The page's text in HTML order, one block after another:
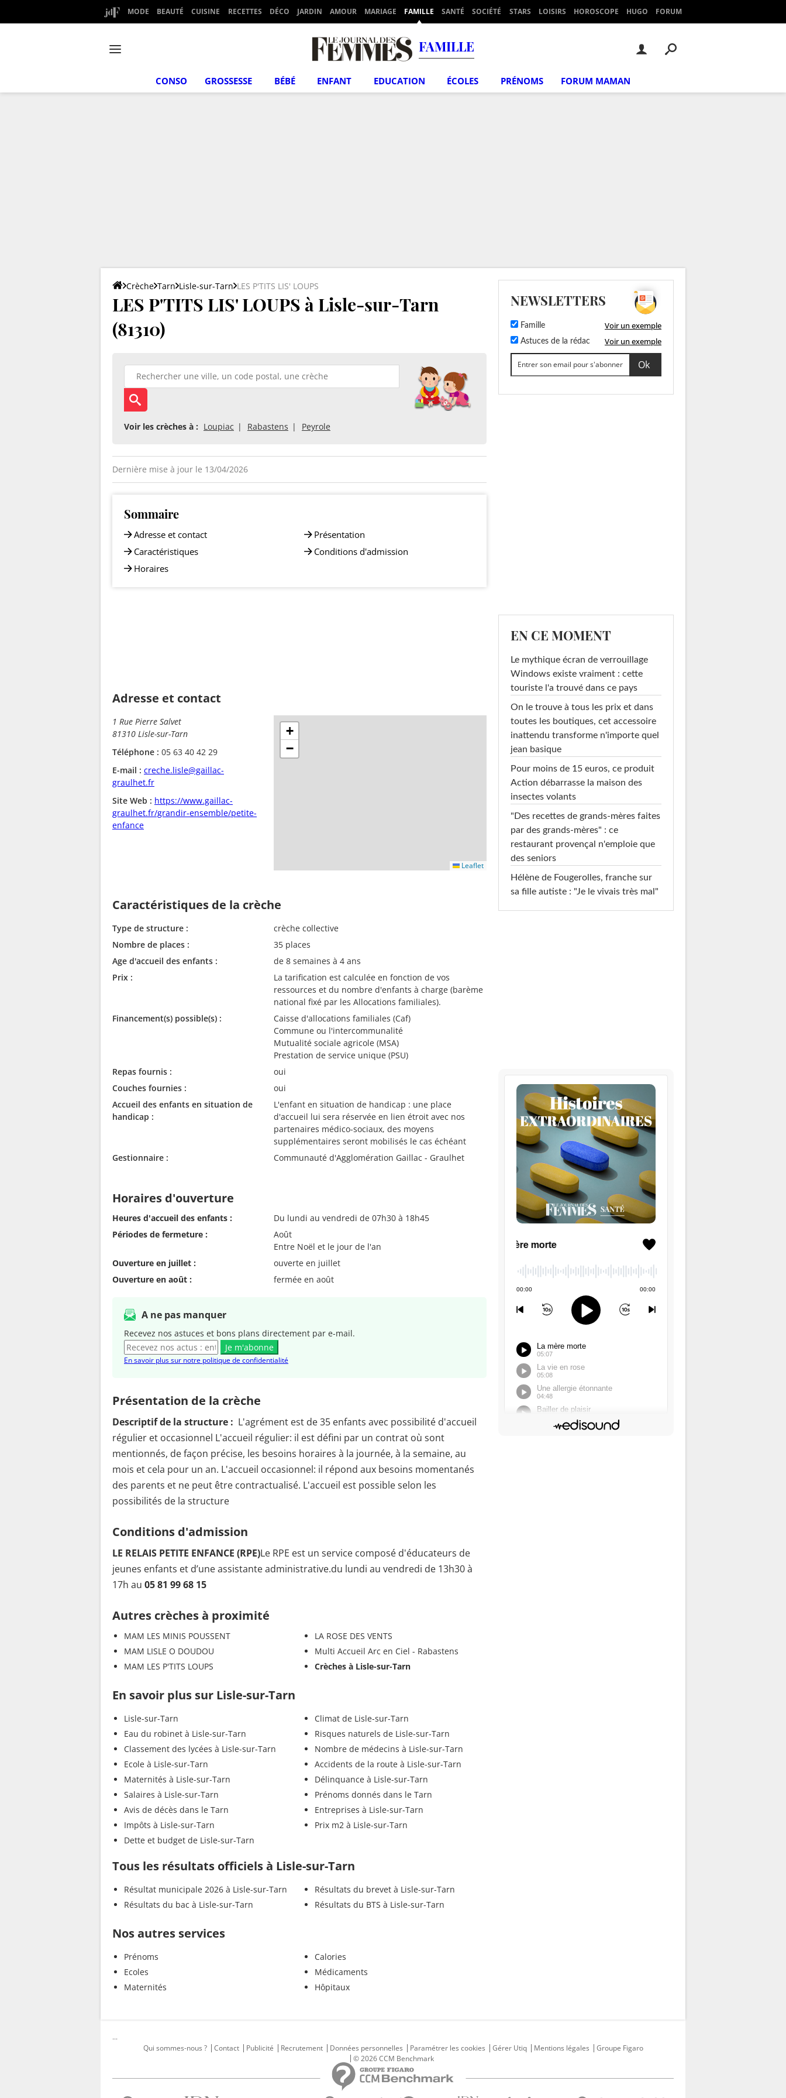
MODE BEAUTÉ CUISINE RECETTES DÉCO JARDIN AMOUR MARIAGE FAMILLE SANTÉ SOCIÉTÉ STARS LOISIRS HOROSCOPE HUGO FORUM
FAMILLE
CONSO GROSSESSE BÉBÉ ENFANT EDUCATION ÉCOLES PRÉNOMS FORUM MAMAN
Crèche Tarn Lisle-sur-Tarn LES P'TITS LIS' LOUPS
LES P'TITS LIS' LOUPS à Lisle-sur-Tarn
(81310)
Voir les crèches à : Loupiac Rabastens Peyrole
Dernière mise à jour le 13/04/2026
Sommaire
Adresse et contact
Caractéristiques
Horaires
Présentation
Conditions d'admission
Adresse et contact
1 Rue Pierre Salvet
81310 Lisle-sur-Tarn
Téléphone : 05 63 40 42 29
E-mail : creche.lisle@gaillac-
graulhet.fr
Site Web : https://www.gaillac-
graulhet.fr/grandir-ensemble/petite-
enfance
+
−
Leaflet
Caractéristiques de la crèche
Type de structure :
crèche collective
Nombre de places :
35 places
Age d'accueil des enfants :
de 8 semaines à 4 ans
Prix :
La tarification est calculée en fonction de vos
ressources et du nombre d'enfants à charge (barème
national fixé par les Allocations familiales).
Financement(s) possible(s) :
Caisse d'allocations familiales (Caf)
Commune ou l'intercommunalité
Mutualité sociale agricole (MSA)
Prestation de service unique (PSU)
Repas fournis :
oui
Couches fournies :
oui
Accueil des enfants en situation de
handicap :
L'enfant en situation de handicap : une place
d'accueil lui sera réservée en lien étroit avec nos
partenaires médico-sociaux, des moyens
supplémentaires seront mobilisés le cas échéant
Gestionnaire :
Communauté d'Agglomération Gaillac - Graulhet
Horaires d'ouverture
Heures d'accueil des enfants :
Du lundi au vendredi de 07h30 à 18h45
Périodes de fermeture :
Août
Entre Noël et le jour de l'an
Ouverture en juillet :
ouverte en juillet
Ouverture en août :
fermée en août
A ne pas manquer
Recevez nos astuces et bons plans directement par e-mail.
Je m'abonne
En savoir plus sur notre politique de confidentialité
Présentation de la crèche
Descriptif de la structure : L'agrément est de 35 enfants avec possibilité d'accueil
régulier et occasionnel L'accueil régulier: il est défini par un contrat où sont
mentionnés, de façon précise, les besoins horaires à la journée, à la semaine, au
mois et cela pour un an. L'accueil occasionnel: il répond aux besoins momentanés
des parents et ne peut être contractualisé. L'accueil est possible selon les
possibilités de la structure
Conditions d'admission
LE RELAIS PETITE ENFANCE (RPE)Le RPE est un service composé d'éducateurs de
jeunes enfants et d’une assistante administrative.du lundi au vendredi de 13h30 à
17h au 05 81 99 68 15
Autres crèches à proximité
MAM LES MINIS POUSSENT
MAM LISLE O DOUDOU
MAM LES P'TITS LOUPS
LA ROSE DES VENTS
Multi Accueil Arc en Ciel - Rabastens
Crèches à Lisle-sur-Tarn
En savoir plus sur Lisle-sur-Tarn
Lisle-sur-Tarn
Eau du robinet à Lisle-sur-Tarn
Classement des lycées à Lisle-sur-Tarn
Ecole à Lisle-sur-Tarn
Maternités à Lisle-sur-Tarn
Salaires à Lisle-sur-Tarn
Avis de décès dans le Tarn
Impôts à Lisle-sur-Tarn
Dette et budget de Lisle-sur-Tarn
Climat de Lisle-sur-Tarn
Risques naturels de Lisle-sur-Tarn
Nombre de médecins à Lisle-sur-Tarn
Accidents de la route à Lisle-sur-Tarn
Délinquance à Lisle-sur-Tarn
Prénoms donnés dans le Tarn
Entreprises à Lisle-sur-Tarn
Prix m2 à Lisle-sur-Tarn
Tous les résultats officiels à Lisle-sur-Tarn
Résultat municipale 2026 à Lisle-sur-Tarn
Résultats du bac à Lisle-sur-Tarn
Résultats du brevet à Lisle-sur-Tarn
Résultats du BTS à Lisle-sur-Tarn
Nos autres services
Prénoms
Ecoles
Maternités
Calories
Médicaments
Hôpitaux
NEWSLETTERS
Famille Voir un exemple
Astuces de la rédac Voir un exemple
EN CE MOMENT
Le mythique écran de verrouillage
Windows existe vraiment : cette
touriste l'a trouvé dans ce pays
On le trouve à tous les prix et dans
toutes les boutiques, cet accessoire
inattendu transforme n'importe quel
jean basique
Pour moins de 15 euros, ce produit
Action débarrasse la maison des
insectes volants
"Des recettes de grands-mères faites
par des grands-mères" : ce
restaurant provençal n'emploie que
des seniors
Hélène de Fougerolles, franche sur
sa fille autiste : "Je le vivais très mal"
...
Qui sommes-nous ?
Contact Publicité Recrutement Données personnelles Paramétrer les cookies Gérer Utiq Mentions légales
Groupe Figaro
© 2026 CCM Benchmark